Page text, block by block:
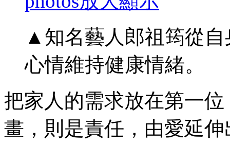
▲知名藝人郎祖筠從
心情維持健康情緒。
把家人的需求放在第一
畫，則是責任，由愛延